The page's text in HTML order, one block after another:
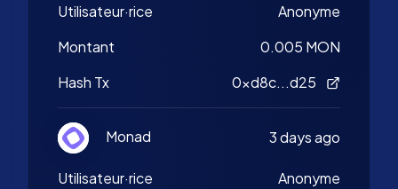
Utilisateur·rice
Anonyme
Montant
0.005 MON
Hash Tx
0xd8c...d25
Monad 3 days ago
Utilisateur·rice
Anonyme